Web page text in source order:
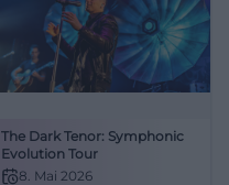
The Dark Tenor: Symphonic
Evolution Tour
8. Mai 2026